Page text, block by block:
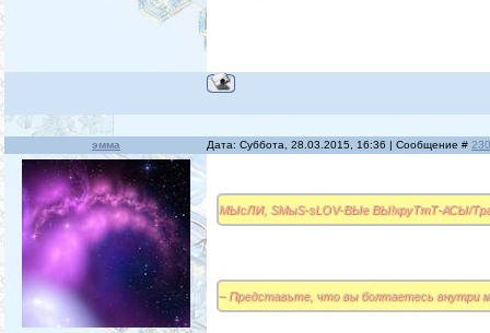
эмма Дата: Суббота, 28.03.2015, 16:36 | Сообщение #
МЫсЛИ, SMыS-sLOV-ВЫе ВЫ!круТтТ-АСЫ/
– Представьте, что вы болтаетесь внутри